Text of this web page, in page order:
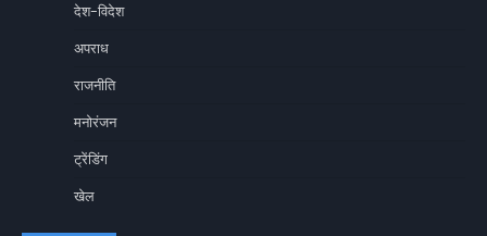
देश-विदेश
अपराध
राजनीति
मनोरंजन
ट्रेंडिंग
खेल